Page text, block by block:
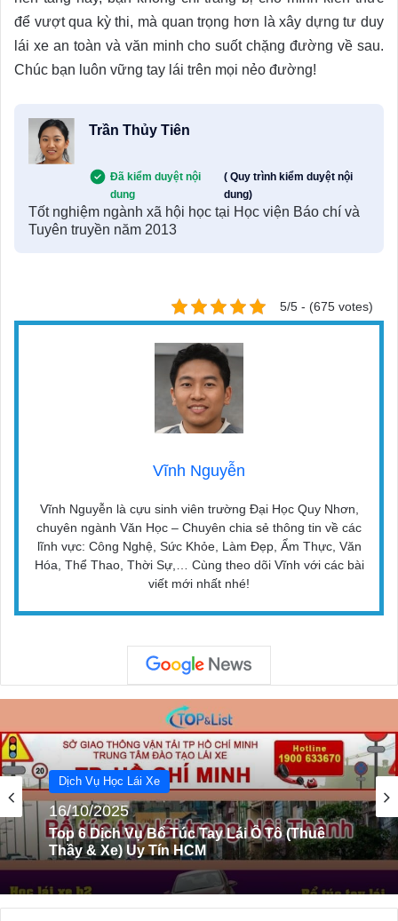
để vượt qua kỳ thi, mà quan trọng hơn là xây dựng tư duy
lái xe an toàn và văn minh cho suốt chặng đường về sau.
Chúc bạn luôn vững tay lái trên mọi nẻo đường!
Trần Thủy Tiên
Đã kiểm duyệt nội
dung
( Quy trình kiểm duyệt nội
dung)
Tốt nghiệm ngành xã hội học tại Học viện Báo chí và
Tuyên truyền năm 2013
5/5 - (675 votes)
Vĩnh Nguyễn
Vĩnh Nguyễn là cựu sinh viên trường Đại Học Quy Nhơn,
chuyên ngành Văn Học – Chuyên chia sẻ thông tin về các
lĩnh vực: Công Nghệ, Sức Khỏe, Làm Đẹp, Ẩm Thực, Văn
Hóa, Thể Thao, Thời Sự,… Cùng theo dõi Vĩnh với các bài
viết mới nhất nhé!
Dịch Vụ Học Lái Xe
16/10/2025
Dịch Vụ Học Lái Xe
16/10/2025
Top 8 Trung Tâm Dạy Thi Bằng Lái Xe Hạng
B1 (A3 Cũ) Tại HCM